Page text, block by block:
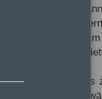
Hier, am
und
Rund
Münsterland
hier statt.
täglichen Bedarfs
Wie